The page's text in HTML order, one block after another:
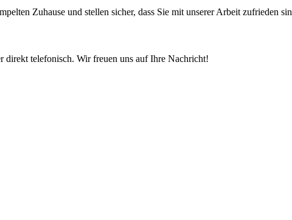
Zuhause und stellen sicher, dass Sie mit unserer Arbeit zufrieden
direkt telefonisch. Wir freuen uns auf Ihre Nachricht!